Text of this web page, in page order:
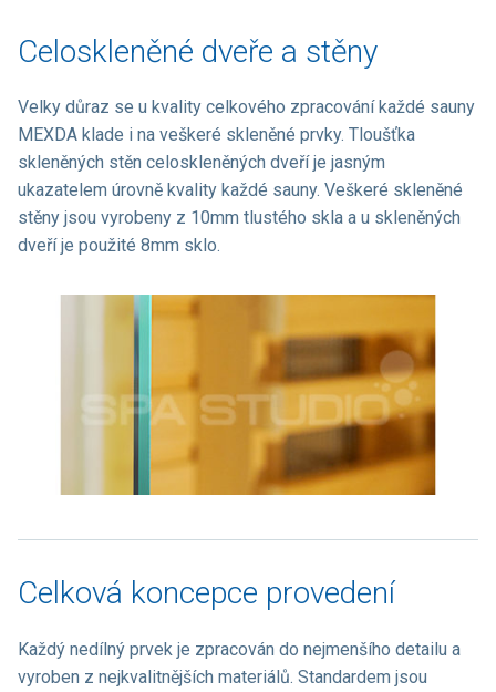
Celoskleněné dveře a stěny
Velky důraz se u kvality celkového zpracování každé sauny
MEXDA klade i na veškeré skleněné prvky. Tloušťka
skleněných stěn celoskleněných dveří je jasným
ukazatelem úrovně kvality každé sauny. Veškeré skleněné
stěny jsou vyrobeny z 10mm tlustého skla a u skleněných
dveří je použité 8mm sklo.
Celková koncepce provedení
Každý nedílný prvek je zpracován do nejmenšího detailu a
vyroben z nejkvalitnějších materiálů. Standardem jsou